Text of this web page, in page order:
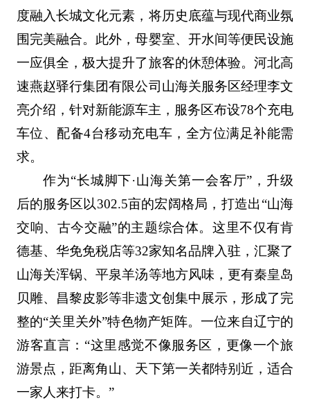
度融入长城文化元素，将历史底蕴与现代商业氛
围完美融合。此外，母婴室、开水间等便民设施
一应俱全，极大提升了旅客的休憩体验。河北高
速燕赵驿行集团有限公司山海关服务区经理李文
亮介绍，针对新能源车主，服务区布设78个充电
车位、配备4台移动充电车，全方位满足补能需
求。
作为“长城脚下·山海关第一会客厅”，升级
后的服务区以302.5亩的宏阔格局，打造出“山海
交响、古今交融”的主题综合体。这里不仅有肯
德基、华免免税店等32家知名品牌入驻，汇聚了
山海关浑锅、平泉羊汤等地方风味，更有秦皇岛
贝雕、昌黎皮影等非遗文创集中展示，形成了完
整的“关里关外”特色物产矩阵。一位来自辽宁的
游客直言：“这里感觉不像服务区，更像一个旅
游景点，距离角山、天下第一关都特别近，适合
一家人来打卡。”